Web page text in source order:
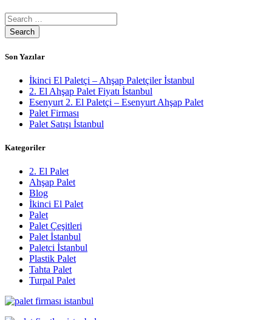
Son Yazılar
İkinci El Paletçi – Ahşap Paletçiler İstanbul
2. El Ahşap Palet Fiyatı İstanbul
Esenyurt 2. El Paletçi – Esenyurt Ahşap Palet
Palet Firması
Palet Satışı İstanbul
Kategoriler
2. El Palet
Ahşap Palet
Blog
İkinci El Palet
Palet
Palet Çeşitleri
Palet İstanbul
Paletci İstanbul
Plastik Palet
Tahta Palet
Turpal Palet